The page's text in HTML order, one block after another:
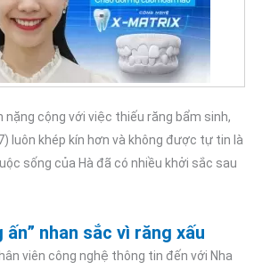
nặng cộng với việc thiếu răng bẩm sinh,
luôn khép kín hơn và không được tự tin là
sống của Hà đã có nhiều khởi sắc sau
ấn” nhan sắc vì răng xấu
viên công nghệ thông tin đến với Nha